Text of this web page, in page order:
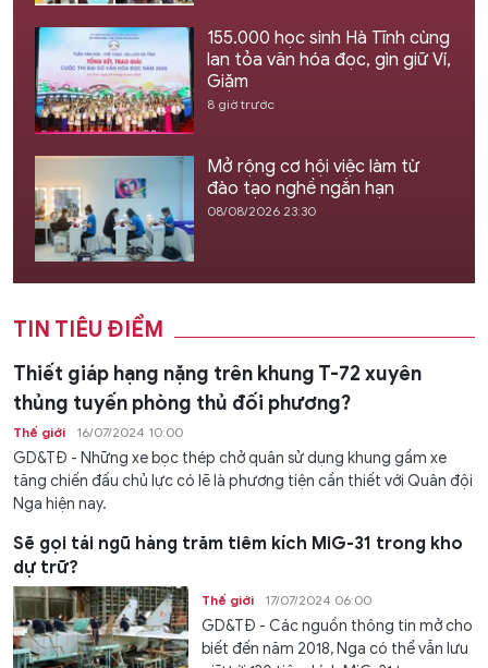
155.000 học sinh Hà Tĩnh cùng
lan tỏa văn hóa đọc, gìn giữ Ví,
Giặm
8 giờ trước
Mở rộng cơ hội việc làm từ
đào tạo nghề ngắn hạn
08/08/2026 23:30
TIN TIÊU ĐIỂM
Thiết giáp hạng nặng trên khung T-72 xuyên
thủng tuyến phòng thủ đối phương?
Thế giới 16/07/2024 10:00
GD&TĐ - Những xe bọc thép chở quân sử dụng khung gầm xe
tăng chiến đấu chủ lực có lẽ là phương tiện cần thiết với Quân đội
Nga hiện nay.
Sẽ gọi tái ngũ hàng trăm tiêm kích MiG-31 trong kho
dự trữ?
Thế giới 17/07/2024 06:00
GD&TĐ - Các nguồn thông tin mở cho
biết đến năm 2018, Nga có thể vẫn lưu